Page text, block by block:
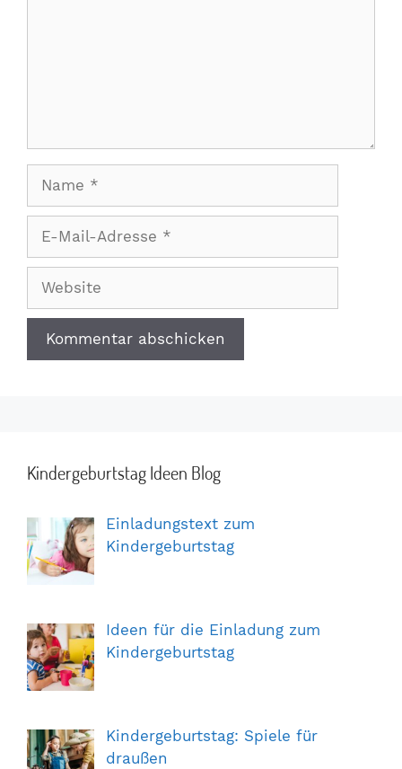
Mail-
Adresse
Kindergeburtstag Ideen Blog
Einladungstext zum
Kindergeburtstag
Ideen für die Einladung zum
Kindergeburtstag
Kindergeburtstag: Spiele für
draußen